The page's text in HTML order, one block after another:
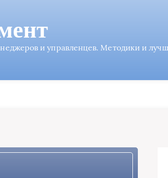
и управленцев. Методики и